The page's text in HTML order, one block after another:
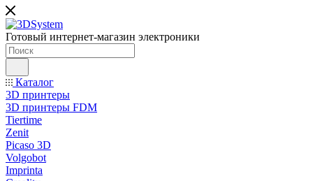
Готовый интернет-магазин электроники
Каталог
3D принтеры
3D принтеры FDM
Tiertime
Zenit
Picaso 3D
Volgobot
Imprinta